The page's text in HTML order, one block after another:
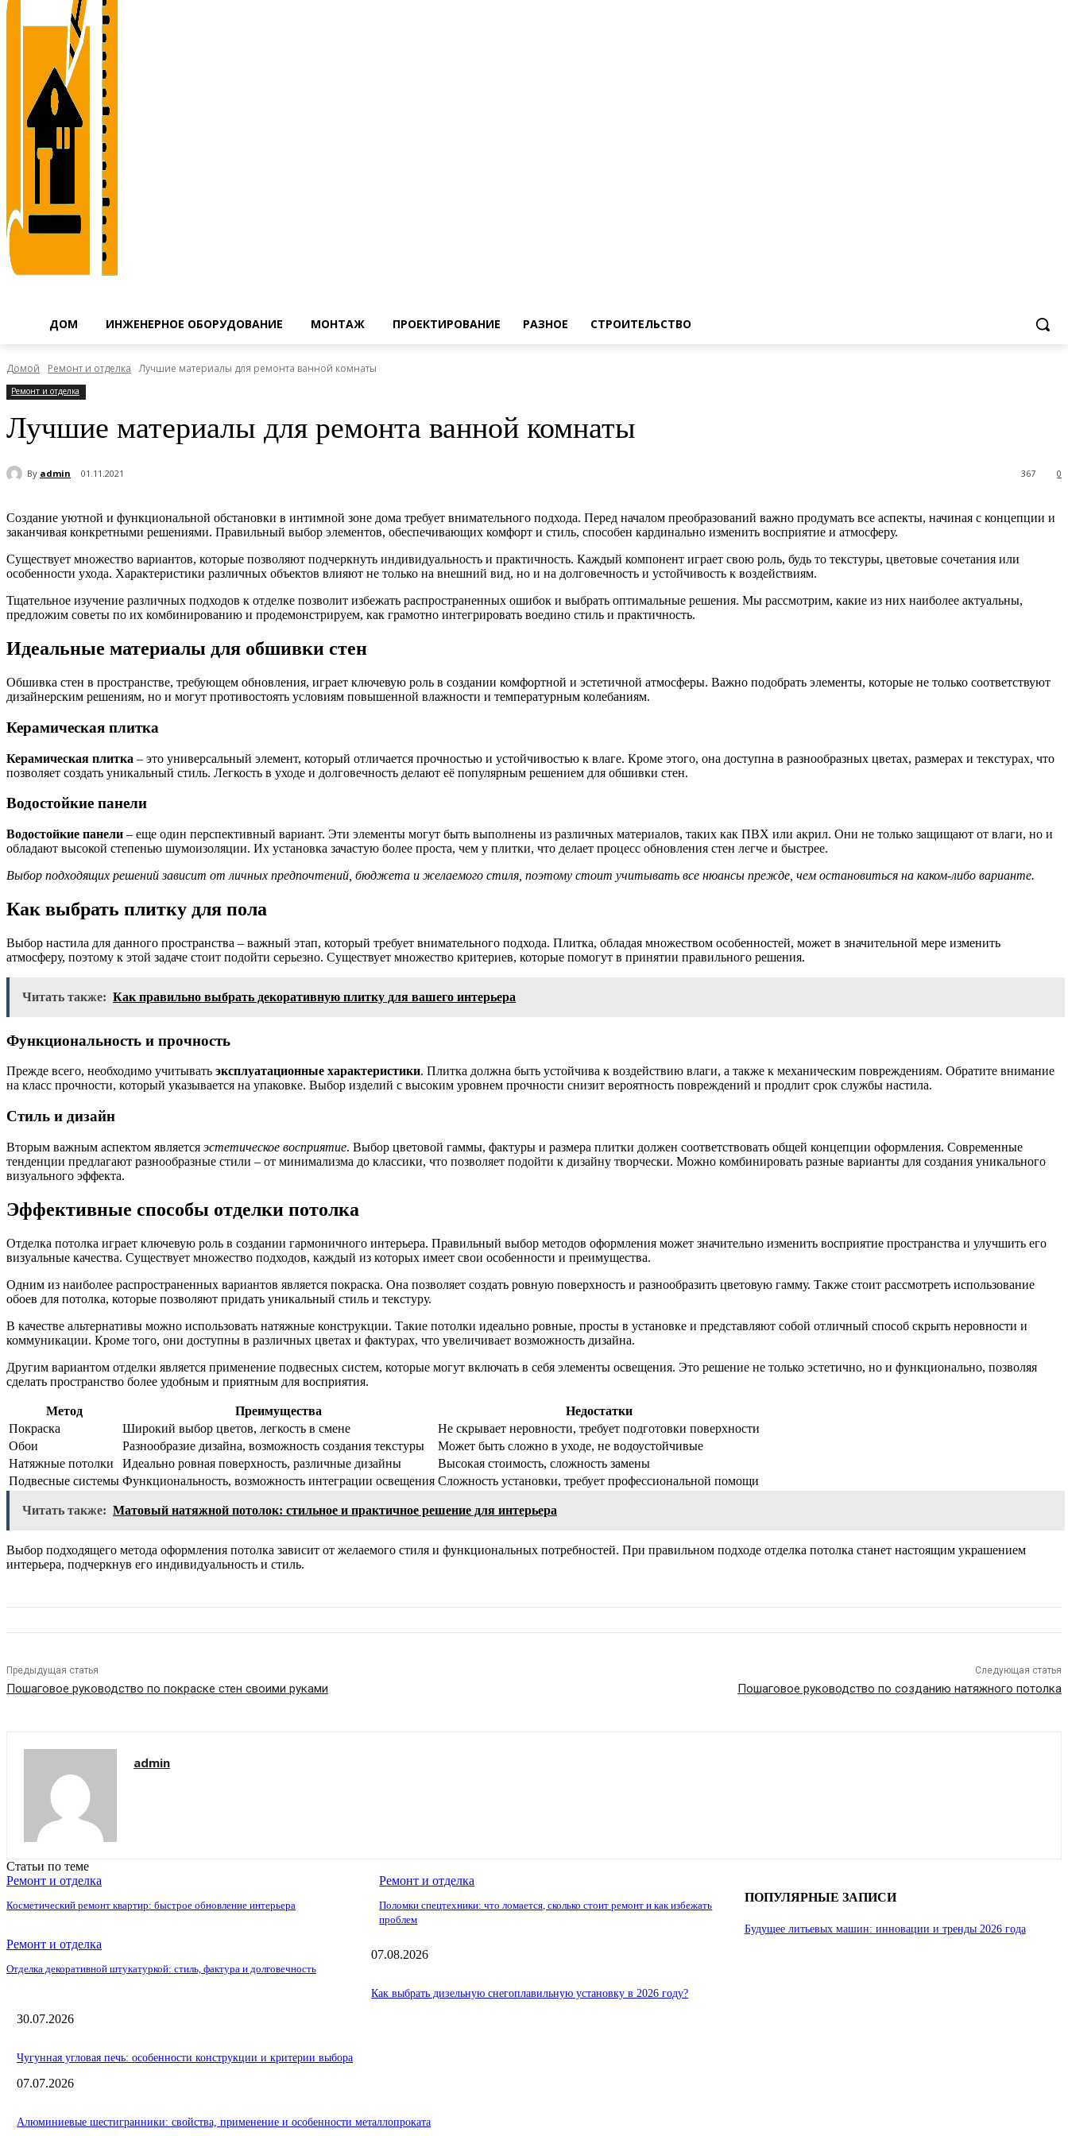
ДОМ ИНЖЕНЕРНОЕ ОБОРУДОВАНИЕ МОНТАЖ ПРОЕКТИРОВАНИЕ РАЗНОЕ СТРОИТЕЛЬСТВО
Домой Ремонт и отделка Лучшие материалы для ремонта ванной комнаты
Ремонт и отделка
Лучшие материалы для ремонта ванной комнаты
By admin 01.11.2021 0
367
Создание уютной и функциональной обстановки в интимной зоне дома требует внимательного подхода. Перед началом преобразований важно продумать все аспекты, начиная с концепции и
заканчивая конкретными решениями. Правильный выбор элементов, обеспечивающих комфорт и стиль, способен кардинально изменить восприятие и атмосферу.
Существует множество вариантов, которые позволяют подчеркнуть индивидуальность и практичность. Каждый компонент играет свою роль, будь то текстуры, цветовые сочетания или
особенности ухода. Характеристики различных объектов влияют не только на внешний вид, но и на долговечность и устойчивость к воздействиям.
Тщательное изучение различных подходов к отделке позволит избежать распространенных ошибок и выбрать оптимальные решения. Мы рассмотрим, какие из них наиболее актуальны,
предложим советы по их комбинированию и продемонстрируем, как грамотно интегрировать воедино стиль и практичность.
Идеальные материалы для обшивки стен
Обшивка стен в пространстве, требующем обновления, играет ключевую роль в создании комфортной и эстетичной атмосферы. Важно подобрать элементы, которые не только соответствуют
дизайнерским решениям, но и могут противостоять условиям повышенной влажности и температурным колебаниям.
Керамическая плитка
Керамическая плитка – это универсальный элемент, который отличается прочностью и устойчивостью к влаге. Кроме этого, она доступна в разнообразных цветах, размерах и текстурах, что
позволяет создать уникальный стиль. Легкость в уходе и долговечность делают её популярным решением для обшивки стен.
Водостойкие панели
Водостойкие панели – еще один перспективный вариант. Эти элементы могут быть выполнены из различных материалов, таких как ПВХ или акрил. Они не только защищают от влаги, но и
обладают высокой степенью шумоизоляции. Их установка зачастую более проста, чем у плитки, что делает процесс обновления стен легче и быстрее.
Выбор подходящих решений зависит от личных предпочтений, бюджета и желаемого стиля, поэтому стоит учитывать все нюансы прежде, чем остановиться на каком-либо варианте.
Как выбрать плитку для пола
Выбор настила для данного пространства – важный этап, который требует внимательного подхода. Плитка, обладая множеством особенностей, может в значительной мере изменить
атмосферу, поэтому к этой задаче стоит подойти серьезно. Существует множество критериев, которые помогут в принятии правильного решения.
Читать также: Как правильно выбрать декоративную плитку для вашего интерьера
Функциональность и прочность
Прежде всего, необходимо учитывать эксплуатационные характеристики. Плитка должна быть устойчива к воздействию влаги, а также к механическим повреждениям. Обратите внимание
на класс прочности, который указывается на упаковке. Выбор изделий с высоким уровнем прочности снизит вероятность повреждений и продлит срок службы настила.
Стиль и дизайн
Вторым важным аспектом является эстетическое восприятие. Выбор цветовой гаммы, фактуры и размера плитки должен соответствовать общей концепции оформления. Современные
тенденции предлагают разнообразные стили – от минимализма до классики, что позволяет подойти к дизайну творчески. Можно комбинировать разные варианты для создания уникального
визуального эффекта.
Эффективные способы отделки потолка
Отделка потолка играет ключевую роль в создании гармоничного интерьера. Правильный выбор методов оформления может значительно изменить восприятие пространства и улучшить его
визуальные качества. Существует множество подходов, каждый из которых имеет свои особенности и преимущества.
Одним из наиболее распространенных вариантов является покраска. Она позволяет создать ровную поверхность и разнообразить цветовую гамму. Также стоит рассмотреть использование
обоев для потолка, которые позволяют придать уникальный стиль и текстуру.
В качестве альтернативы можно использовать натяжные конструкции. Такие потолки идеально ровные, просты в установке и представляют собой отличный способ скрыть неровности и
коммуникации. Кроме того, они доступны в различных цветах и фактурах, что увеличивает возможность дизайна.
Другим вариантом отделки является применение подвесных систем, которые могут включать в себя элементы освещения. Это решение не только эстетично, но и функционально, позволяя
сделать пространство более удобным и приятным для восприятия.
Метод Преимущества
Недостатки
Покраска
Широкий выбор цветов, легкость в смене
Не скрывает неровности, требует подготовки поверхности
Обои
Разнообразие дизайна, возможность создания текстуры
Может быть сложно в уходе, не водоустойчивые
Натяжные потолки
Идеально ровная поверхность, различные дизайны
Высокая стоимость, сложность замены
Подвесные системы Функциональность, возможность интеграции освещения Сложность установки, требует профессиональной помощи
Читать также: Матовый натяжной потолок: стильное и практичное решение для интерьера
Выбор подходящего метода оформления потолка зависит от желаемого стиля и функциональных потребностей. При правильном подходе отделка потолка станет настоящим украшением
интерьера, подчеркнув его индивидуальность и стиль.
Предыдущая статья
Пошаговое руководство по покраске стен своими руками
Следующая статья
Пошаговое руководство по созданию натяжного потолка
admin
Статьи по теме
Ремонт и отделка
Косметический ремонт квартир: быстрое обновление интерьера
Ремонт и отделка
Поломки спецтехники: что ломается, сколько стоит ремонт и как избежать
проблем
Ремонт и отделка
Отделка декоративной штукатуркой: стиль, фактура и долговечность
ПОПУЛЯРНЫЕ ЗАПИСИ
Будущее литьевых машин: инновации и тренды 2026 года
07.08.2026
Как выбрать дизельную снегоплавильную установку в 2026 году?
30.07.2026
Чугунная угловая печь: особенности конструкции и критерии выбора
07.07.2026
Алюминиевые шестигранники: свойства, применение и особенности металлопроката